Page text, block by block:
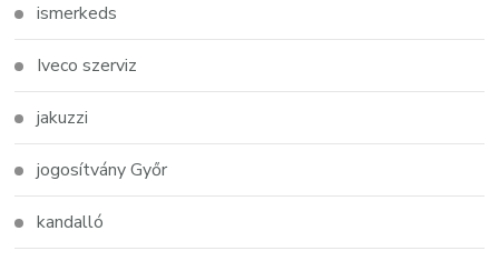
ismerkeds
Iveco szerviz
jakuzzi
jogosítvány Győr
kandalló